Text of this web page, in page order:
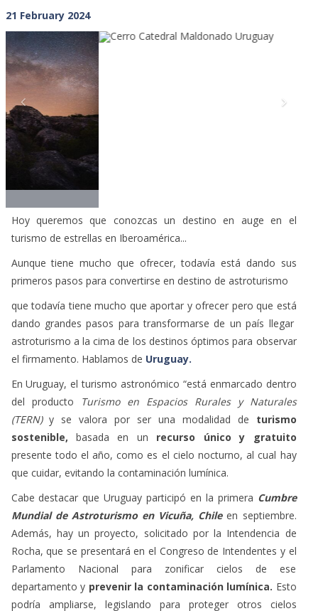
21 February 2024
Previous
Hoy queremos que conozcas un destino en auge en el
turismo de estrellas en Iberoamérica...
Aunque tiene mucho que ofrecer, todavía está dando sus
primeros pasos para convertirse en destino de astroturismo
que todavía tiene mucho que aportar y ofrecer pero que está
dando grandes pasos para transformarse de un país llegar
astroturismo a la cima de los destinos óptimos para observar
el firmamento. Hablamos de
En Uruguay, el turismo astronómico “está enmarcado dentro
del productoTurismo en Espacios Rurales y Naturales
sostenible,
basada en un
recurso único y gratuito
presente todo el año, como es el cielo nocturno, al cual hay
que cuidar, evitando la contaminación lumínica.
Cabe destacar que Uruguay participó en la primera
Cumbre
Mundial de Astroturismo en Vicuña, Chile
en septiembre.
Además, hay un proyecto, solicitado por la Intendencia de
Rocha, que se presentará en el Congreso de Intendentes y el
Parlamento Nacional para zonificar cielos de ese
departamento yprevenir la contaminación lumínica.Esto
podría ampliarse, legislando para proteger otros cielos
uruguayos.
Junto a
Fefo Bouvier,
"Mirá las estrellas",te contamos sobre lugares en Uruguay
donde los cielos aún mantienen su oscuridad natural:
1. Cerro de la Buena Vista, Rocha